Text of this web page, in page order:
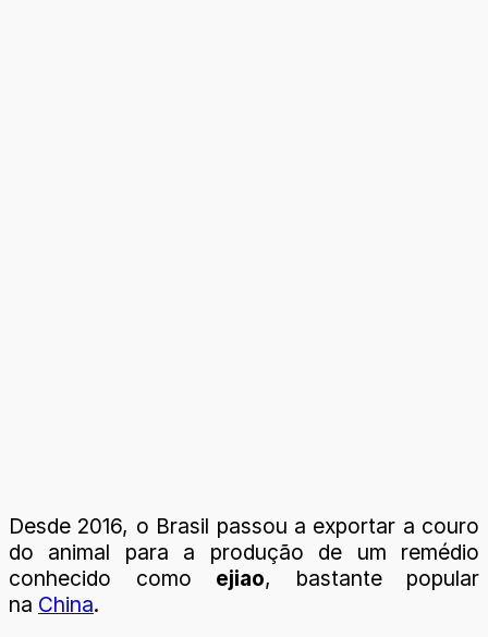
Desde 2016, o Brasil passou a exportar a couro
do animal para a produção de um remédio
conhecido como ejiao, bastante popular
na China.